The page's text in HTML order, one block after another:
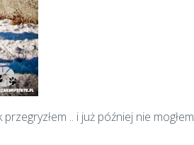
.. i już później nie mogłem